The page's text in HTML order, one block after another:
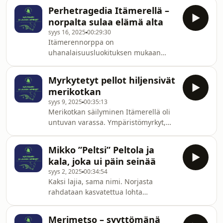
kemikaalit uhkaavat meriluontoa
pinnan päältä käsin: niitä p
uhattuna niin täällä kuin globaalisti.
Meriniityllä kävellyt tietokirjailija Juha
Kauppinen avaa merten salaisuuksia
ja ihmisen pakkomiellettä entistä
suurempaan terassiin.
Perhetragedia Itämerellä –
norpalta sulaa elämä alta
syys 16, 2025 00:29:30
Itämerennorppa on
uhanalaisuusluokituksen mukaan
Suurin uhka norpalle on kuitenkin
ihmisen lämmittämä ilmasto ja meri,
joka ei jäädy. Miksi ihminen ja norppa
tarvitsevat jäätä? Tähän vastaa
jäätutkija Sohvi Kangasluoma, joka
teki oman pesän jäihin.
Myrkytetyt pellot hiljensivät
merikotkan
syys 9, 2025 00:35:13
Merikotkan säilyminen Itämerellä oli
untuvan varassa. Ympäristömyrkyt,
ruoka ja pesien suojelu saivat
merikotkan siivilleen. Ihmisen
kemikaalimaniaa ja saaliskateutta
valottaa Syken erikoistutkija Seppo
Knuuttila.
Mikko ”Peltsi” Peltola ja
kala, joka ui päin seinää
syys 2, 2025 00:34:54
Kaksi lajia, sama nimi. Norjasta
rahdataan kasvatettua lohta
Merimetso – syyttömänä